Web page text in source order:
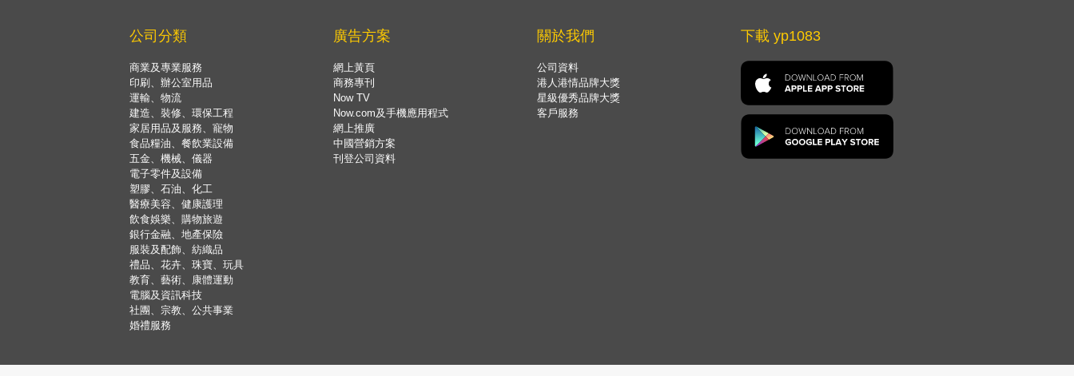
公司分類
商業及專業服務
印刷、辦公室用品
運輸、物流
建造、裝修、環保工程
家居用品及服務、寵物
食品糧油、餐飲業設備
五金、機械、儀器
電子零件及設備
塑膠、石油、化工
醫療美容、健康護理
飲食娛樂、購物旅遊
銀行金融、地產保險
服裝及配飾、紡織品
禮品、花卉、珠寶、玩具
教育、藝術、康體運動
電腦及資訊科技
社團、宗教、公共事業
婚禮服務
廣告方案
網上黃頁
商務專刊
Now TV
Now.com及手機應用程式
網上推廣
中國營銷方案
刊登公司資料
關於我們
公司資料
港人港情品牌大獎
星級優秀品牌大獎
客戶服務
下載 yp1083